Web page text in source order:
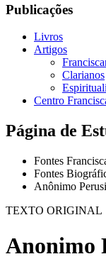
Publicações
Livros
Artigos
Clarianos
Centro
Página de
Fontes
Fontes
Anônimo
TEXTO ORIGINAL
Anonimo